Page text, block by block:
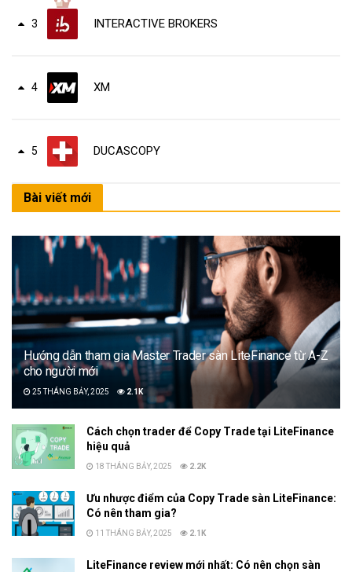
3 INTERACTIVE BROKERS
4 XM
5 DUCASCOPY
Bài viết mới
Hướng dẫn tham gia Master Trader sàn LiteFinance từ A-Z
cho người mới
25 THÁNG BẢY, 2025 2.1K
Cách chọn trader để Copy Trade tại LiteFinance
hiệu quả
18 THÁNG BẢY, 2025 2.2K
Ưu nhược điểm của Copy Trade sàn LiteFinance:
Có nên tham gia?
11 THÁNG BẢY, 2025 2.1K
LiteFinance review mới nhất: Có nên chọn sàn